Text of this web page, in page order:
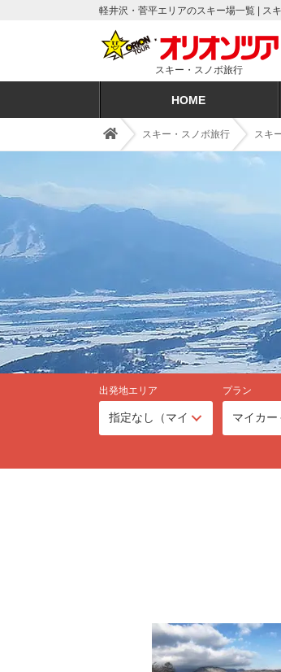
軽井沢・菅平エリアのスキー場一覧 | ス
スキー・スノボ旅行
HOME
スキー・スノボ旅行 スキ
出発地エリア プラン